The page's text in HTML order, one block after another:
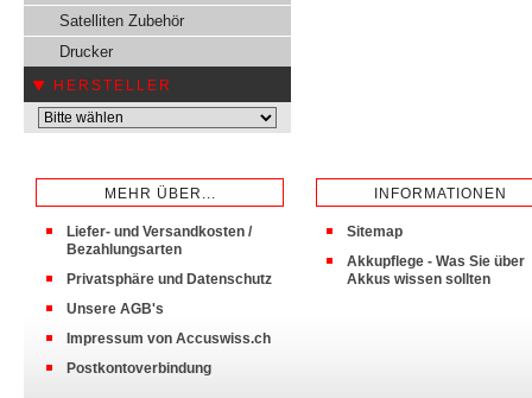
Satelliten Zubehör
Drucker
HERSTELLER
MEHR ÜBER...
Liefer- und Versandkosten /
Bezahlungsarten
Privatsphäre und Datenschutz
Unsere AGB's
Impressum von Accuswiss.ch
Postkontoverbindung
INFORMATIONEN
Sitemap
Akkupflege - Was Sie über
Akkus wissen sollten